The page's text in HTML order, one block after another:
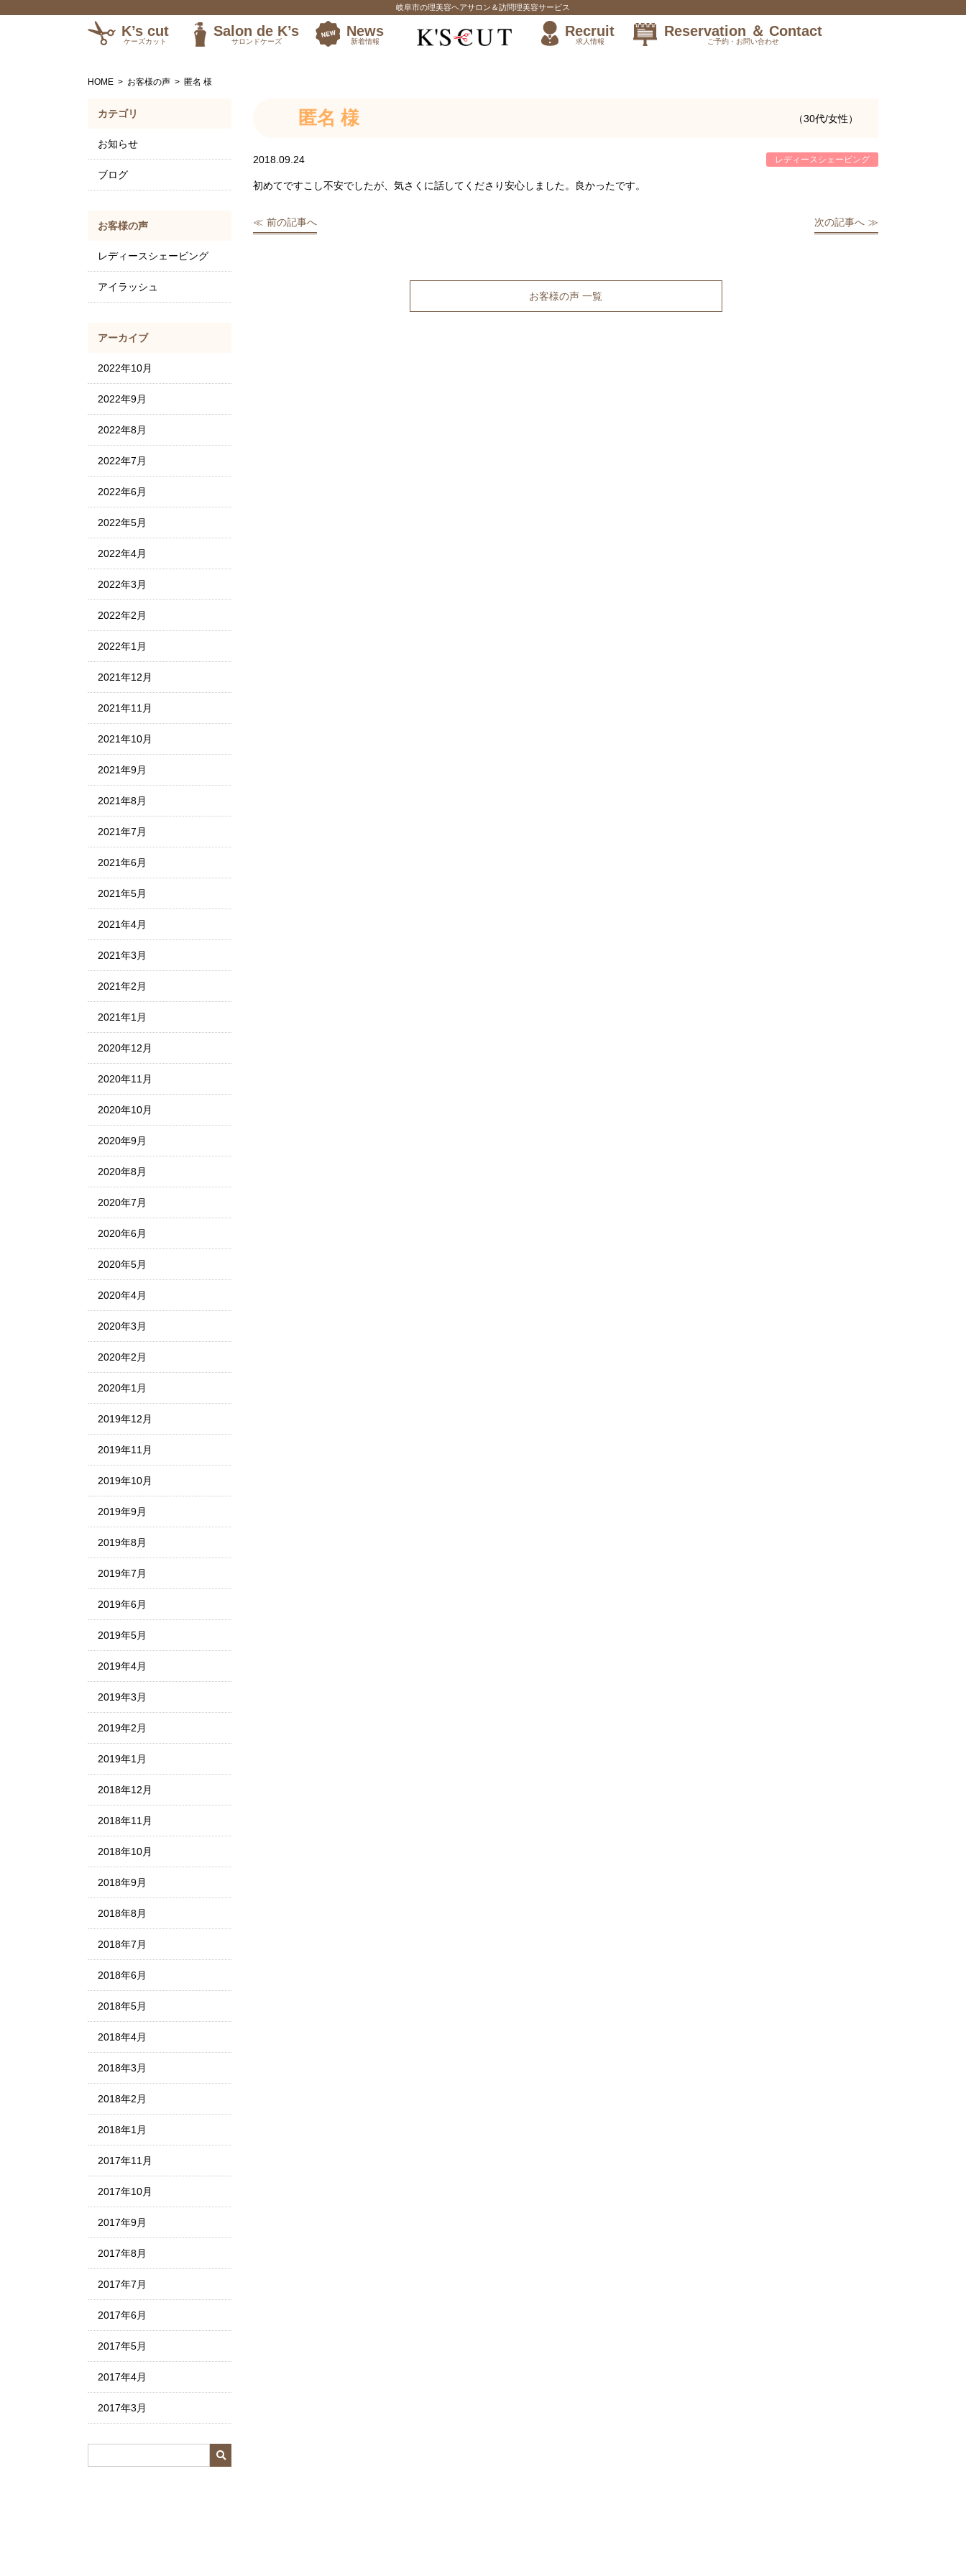
岐阜市の理美容ヘアサロン＆訪問理美容サービス
K’s cut
ケーズカット
Salon de K’s
サロンドケーズ
News
新着情報
Recruit
求人情報
Reservation ＆ Contact
ご予約・お問い合わせ
HOME お客様の声 匿名 様
匿名 様 （30代/女性）
2018.09.24 レディースシェービング
初めてですこし不安でしたが、気さくに話してくださり安心しました。良かったです。
前の記事へ 次の記事へ
お客様の声 一覧
カテゴリ
お知らせ
ブログ
お客様の声
レディースシェービング
アイラッシュ
アーカイブ
2022年10月
2022年9月
2022年8月
2022年7月
2022年6月
2022年5月
2022年4月
2022年3月
2022年2月
2022年1月
2021年12月
2021年11月
2021年10月
2021年9月
2021年8月
2021年7月
2021年6月
2021年5月
2021年4月
2021年3月
2021年2月
2021年1月
2020年12月
2020年11月
2020年10月
2020年9月
2020年8月
2020年7月
2020年6月
2020年5月
2020年4月
2020年3月
2020年2月
2020年1月
2019年12月
2019年11月
2019年10月
2019年9月
2019年8月
2019年7月
2019年6月
2019年5月
2019年4月
2019年3月
2019年2月
2019年1月
2018年12月
2018年11月
2018年10月
2018年9月
2018年8月
2018年7月
2018年6月
2018年5月
2018年4月
2018年3月
2018年2月
2018年1月
2017年11月
2017年10月
2017年9月
2017年8月
2017年7月
2017年6月
2017年5月
2017年4月
2017年3月